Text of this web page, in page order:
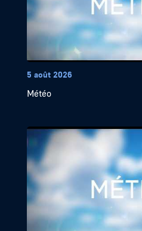
5 août 2026
Météo